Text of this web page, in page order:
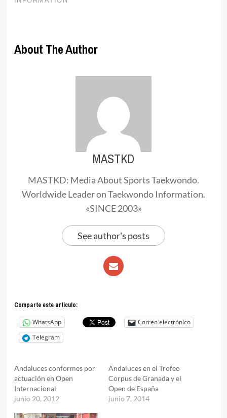
About The Author
MASTKD
MASTKD: Media About Sports Taekwondo.
Worldwide Leader on Taekwondo Information.
«SINCE 2003»
See author's posts
Comparte este articulo:
WhatsApp
Correo electrónico
Telegram
Andaluces conformes por
actuación en Open
Internacional
junio 20, 2012
Andaluces en el Trofeo
Corpus de Granada y el
Open de España
junio 7, 2014